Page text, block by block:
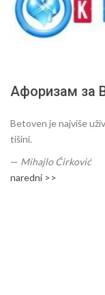
Афоризам за
Betoven je najviše
tišini.
— Mihajlo Ćirković
naredni >>